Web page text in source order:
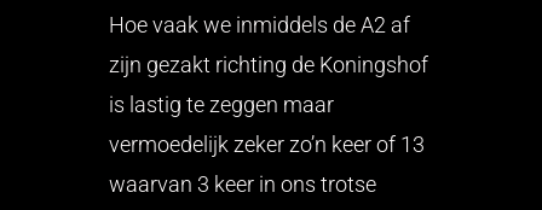
Hoe vaak we inmiddels de A2 af
zijn gezakt richting de Koningshof
is lastig te zeggen maar
vermoedelijk zeker zo’n keer of 13
waarvan 3 keer in ons trotse